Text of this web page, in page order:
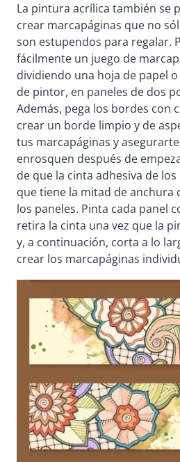
La pintura acrílica también se
crear marcapáginas que no
son estupendos para regalar.
fácilmente un juego de
dividiendo una hoja de papel
de pintor, en paneles de dos
Además, pega los bordes con
crear un borde limpio y de
tus marcapáginas y
enrosquen después de
de que la cinta adhesiva de
que tiene la mitad de anchura
los paneles. Pinta cada panel
retira la cinta una vez que la
y, a continuación, corta a lo
crear los marcapáginas